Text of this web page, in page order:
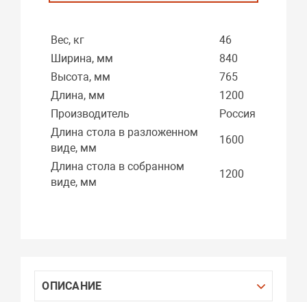
Вес, кг
46
Ширина, мм
840
Высота, мм
765
Длина, мм
1200
Производитель
Россия
Длина стола в разложенном
виде, мм
1600
Длина стола в собранном
виде, мм
1200
ОПИСАНИЕ